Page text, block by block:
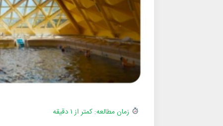
زمان مطالعه: کمتر از ۱ دقیقه